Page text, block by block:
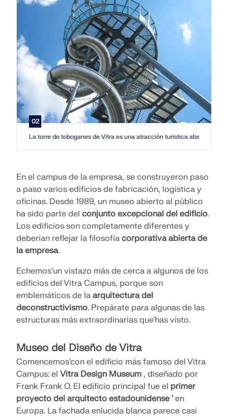
02
La torre de toboganes de Vitra es una atracción turística absoluta:
En el campus de la empresa, se construyeron paso
a paso varios edificios de fabricación, logística y
oficinas. Desde 1989, un museo abierto al público
ha sido parte del conjunto excepcional del edificio.
Los edificios son completamente diferentes y
deberían reflejar la filosofía corporativa abierta de
la empresa.
Echemos'un vistazo más de cerca a algunos de los
edificios del Vitra Campus, porque son
emblemáticos de la arquitectura del
deconstructivismo. Prepárate para algunas de las
estructuras más extraordinarias que'has visto.
Museo del Diseño de Vitra
Comencemos'con el edificio más famoso del Vitra
Campus: el Vitra Design Museum , diseñado por
Frank Frank O. El edificio principal fue el primer
proyecto del arquitecto estadounidense ' en
Europa. La fachada enlucida blanca parece casi